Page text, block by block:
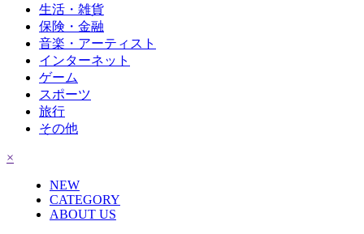
生活・雑貨
保険・金融
音楽・アーティスト
インターネット
ゲーム
スポーツ
旅行
その他
×
NEW
CATEGORY
ABOUT US